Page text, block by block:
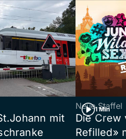
mit
1 Min
Neue Staffel
Die Crew
Refilled»